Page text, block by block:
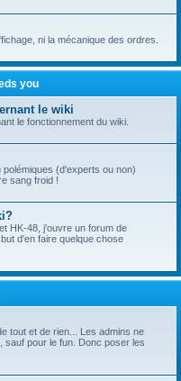
ni la mécanique des ordres.
you
le wiki
le fonctionnement du wiki.
(d'experts ou non)
sang froid !
HK-48, j'ouvre un forum de
d'en faire quelque chose
tout et de rien... Les admins ne
pour le fun. Donc poser les